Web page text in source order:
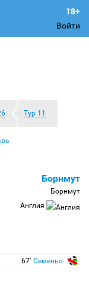
Войти
Тур 11
Борнмут
Борнмут
Англия
67′ Семеньо